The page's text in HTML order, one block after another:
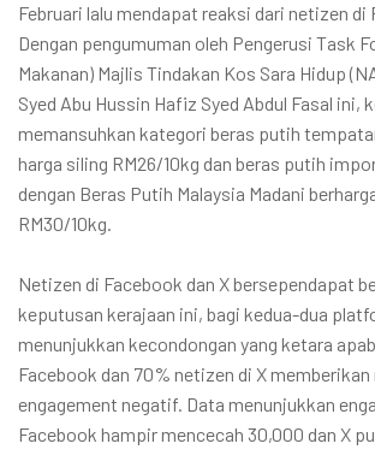
Februari lalu mendapat reaksi dari netizen di
Dengan pengumuman oleh Pengerusi Task
Makanan) Majlis Tindakan Kos Sara Hidup
Syed Abu Hussin Hafiz Syed Abdul Fasal ini,
memansuhkan kategori beras putih
harga siling RM26/10kg dan beras putih
dengan Beras Putih Malaysia Madani
RM30/10kg.
Netizen di Facebook dan X bersependapat
keputusan kerajaan ini, bagi kedua-dua
menunjukkan kecondongan yang ketara
Facebook dan 70% netizen di X memberikan
engagement negatif. Data menunjukkan
Facebook hampir mencecah 30,000 dan X